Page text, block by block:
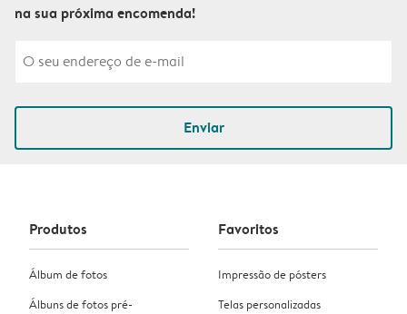
na sua próxima encomenda!
Enviar
Produtos
Álbum de fotos
Álbuns de fotos pré-
Favoritos
Impressão de pósters
Telas personalizadas